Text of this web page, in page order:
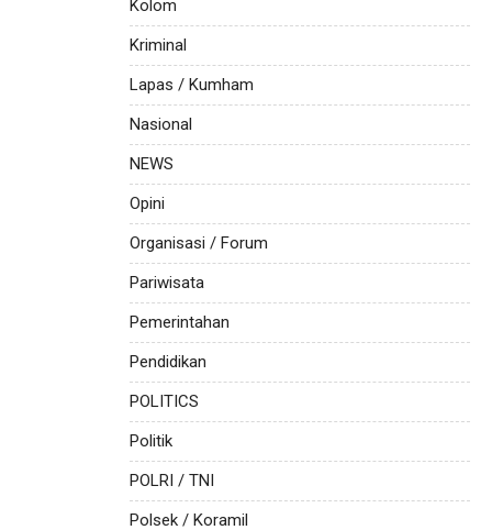
Kolom
Kriminal
Lapas / Kumham
Nasional
NEWS
Opini
Organisasi / Forum
Pariwisata
Pemerintahan
Pendidikan
POLITICS
Politik
POLRI / TNI
Polsek / Koramil